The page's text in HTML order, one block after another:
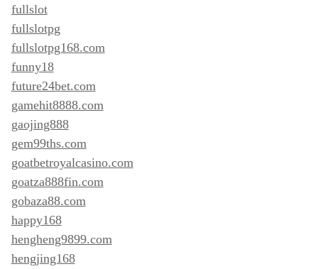
fullslot
fullslotpg
fullslotpg168.com
funny18
future24bet.com
gamehit8888.com
gaojing888
gem99ths.com
goatbetroyalcasino.com
goatza888fin.com
gobaza88.com
happy168
hengheng9899.com
hengjing168